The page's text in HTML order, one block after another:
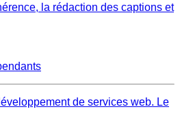
la rédaction des captions et
de services web. Le